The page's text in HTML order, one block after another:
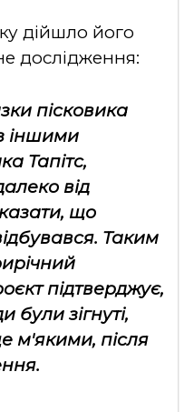
дійшло його
дослідження:
пісковика
іншими
Тапітс,
від
що
Таким
підтверджує,
зігнуті,
м'якими, після